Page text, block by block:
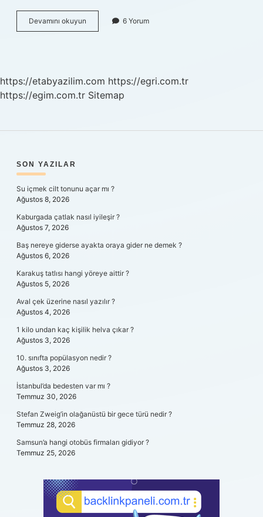
Devamını okuyun
Yöntemlilik
6 Yorum
https://etabyazilim.com https://egri.com.tr
https://egim.com.tr Sitemap
SIDEBAR
SON YAZILAR
Su içmek cilt tonunu açar mı ?
Ağustos 8, 2026
Kaburgada çatlak nasıl iyileşir ?
Ağustos 7, 2026
Baş nereye giderse ayakta oraya gider ne demek ?
Ağustos 6, 2026
Karakuş tatlısı hangi yöreye aittir ?
Ağustos 5, 2026
Aval çek üzerine nasıl yazılır ?
Ağustos 4, 2026
1 kilo undan kaç kişilik helva çıkar ?
Ağustos 3, 2026
10. sınıfta popülasyon nedir ?
Ağustos 3, 2026
İstanbul’da bedesten var mı ?
Temmuz 30, 2026
Stefan Zweig’in olağanüstü bir gece türü nedir ?
Temmuz 28, 2026
Samsun’a hangi otobüs firmaları gidiyor ?
Temmuz 25, 2026